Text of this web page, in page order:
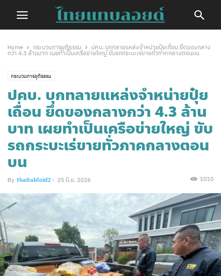
Home กระบวนการยุติธรรม
ปคบ. บุกทลายแหล่งจำหน่ายปุ๋ยเถื่อน ยึดของกลาง
กว่า 4.3 ล้านบาท เผยทำเป็นเครือข่ายใหญ่ ขับรถกระบะเร่ขายทั่วภาคกลางตอนบน
กระบวนการยุติธรรม
ปคบ. บุกทลายแหล่งจำหน่ายปุ๋ย
เถื่อน ยึดของกลางกว่า 4.3 ล้าน
บาท เผยทำเป็นเครือข่ายใหญ่ ขับ
รถกระบะเร่ขายทั่วภาคกลางตอน
บน
By thaitabloid2 - 25 มิ.ย. 2026 1010